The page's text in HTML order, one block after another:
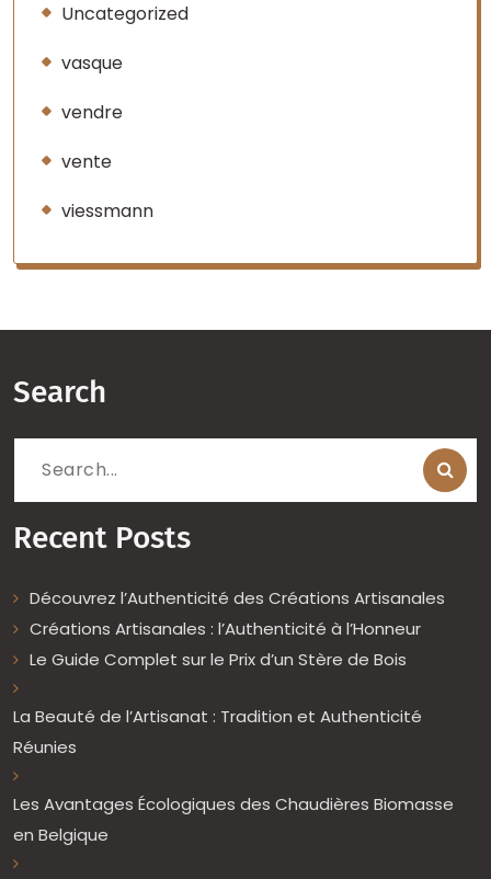
Uncategorized
vasque
vendre
vente
viessmann
Search
Search
Recent Posts
Découvrez l’Authenticité des Créations Artisanales
Créations Artisanales : l’Authenticité à l’Honneur
Le Guide Complet sur le Prix d’un Stère de Bois
La Beauté de l’Artisanat : Tradition et Authenticité
Réunies
Les Avantages Écologiques des Chaudières Biomasse
en Belgique